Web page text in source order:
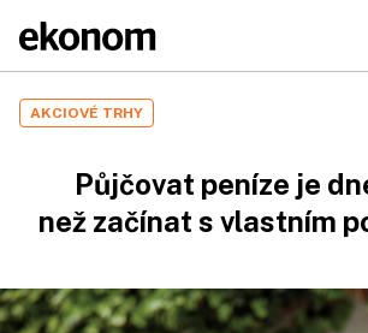
AKCIOVÉ TRHY
Půjčovat peníze je
než začínat s vlastním